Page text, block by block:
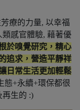
療的力量, 以幸福
感官體驗, 藉著優
於嗅覺研究，精心
追求，營造平靜祥
日常生活更加輕鬆
態+永續+環保都很
再生的 :)